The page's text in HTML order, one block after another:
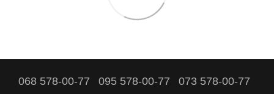
068 578-00-77 095 578-00-77 073 578-00-77